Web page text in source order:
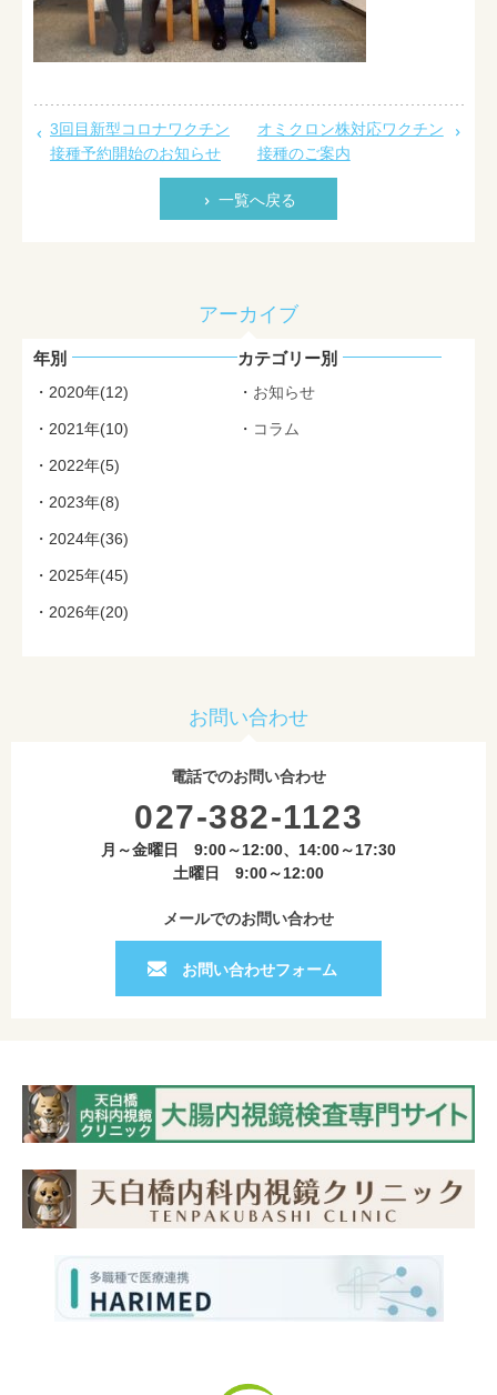
3回目新型コロナワクチン
接種予約開始のお知らせ
一覧へ戻る
オミクロン株対応ワクチン
接種のご案内
アーカイブ
年別
2020年(12)
2021年(10)
2022年(5)
2023年(8)
2024年(36)
2025年(45)
2026年(20)
カテゴリー別
お知らせ
コラム
お問い合わせ
電話でのお問い合わせ
027-382-1123
月～金曜日 9:00～12:00、14:00～17:30
土曜日 9:00～12:00
メールでのお問い合わせ
お問い合わせフォーム